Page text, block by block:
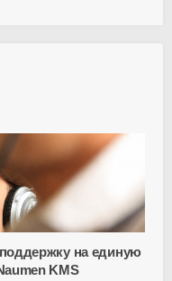
на единую
KMS